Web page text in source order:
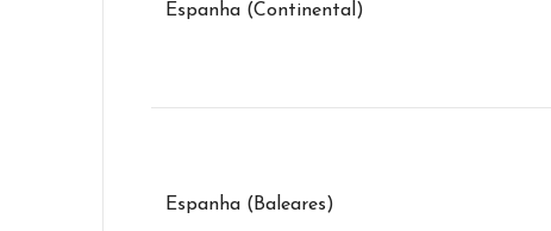
Espanha (Continental)
Espanha (Baleares)